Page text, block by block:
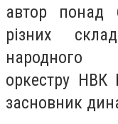
автор понад
різних
народного
оркестру НВК
засновник